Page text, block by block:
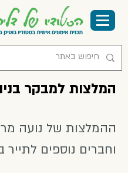
המלצות למבקר
ההמלצות של נועה
וחברים נוספים לתייר